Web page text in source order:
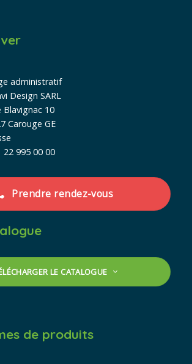
administratif
Design SARL
Blavignac 10
Carouge GE
22 995 00 00
Prendre rendez-vous
LE CATALOGUE
de produits